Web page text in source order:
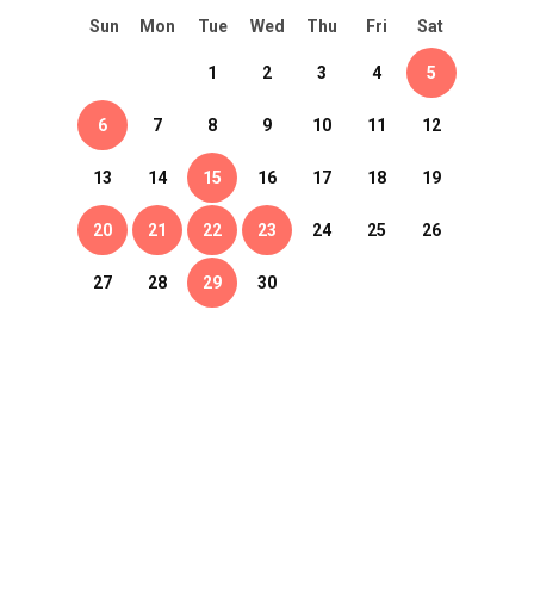
Sun Mon Tue Wed Thu Fri Sat
1 2 3 4 5
6 7 8 9 10 11 12
13 14 15 16 17 18 19
20 21 22 23 24 25 26
27 28 29 30